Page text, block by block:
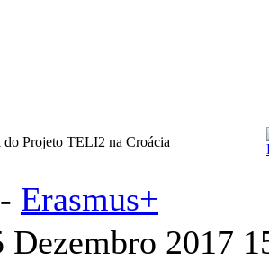
do Projeto TELI2 na Croácia
- Erasmus+
Dezembro 2017